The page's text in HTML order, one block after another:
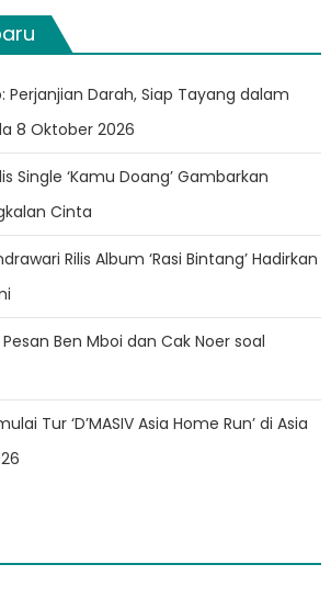
Perjanjian Darah, Siap Tayang dalam
8 Oktober 2026
Single ‘Kamu Doang’ Gambarkan
Cinta
Rilis Album ‘Rasi Bintang’ Hadirkan
Ben Mboi dan Cak Noer soal
Tur ‘D’MASIV Asia Home Run’ di Asia